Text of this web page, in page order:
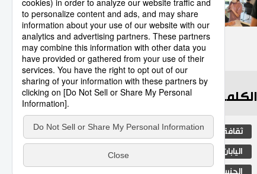
10
كيف أعاد لاعبو كرة القدم الحياة
إلى مجمع ياباني أنهكته
الشيخوخة؟
06/08/2026
الكلمات الأكثر بحثا
ثقافة التعليم الياباني مجتمع
اليابان طوكيو
الجنس